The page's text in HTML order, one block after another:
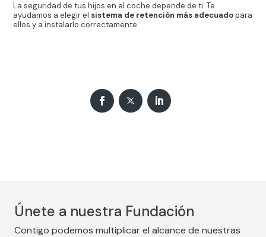
La seguridad de tus hijos en el coche depende de ti. Te
ayudamos a elegir el sistema de retención más adecuadopara
ellos y a instalarlo correctamente.
Únete a nuestra Fundación
Contigo podemos multiplicar el alcance de nuestras